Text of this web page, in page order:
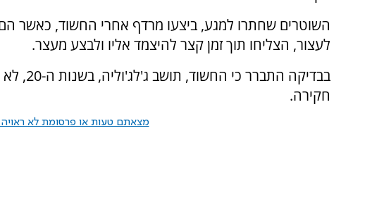
השוטרים שחתרו למגע, ביצעו מרדף אחרי החשוד, כאשר הם
לעצור, הצליחו תוך זמן קצר להיצמד אליו ולבצע מעצר.
בבדיקה
חקירה.
מצאתם טעות או פרסומת לא ראויה?